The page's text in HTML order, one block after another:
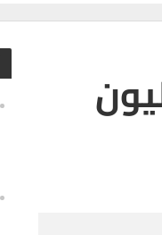
إلى 681 مليون